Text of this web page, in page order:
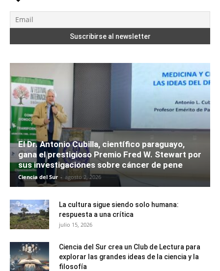
El Dr. Antonio Cubilla, científico paraguayo,
gana el prestigioso Premio Fred W. Stewart por
sus investigaciones sobre cáncer de pene
Ciencia del Sur - agosto 2, 2026
La cultura sigue siendo solo humana:
respuesta a una crítica
julio 15, 2026
Ciencia del Sur crea un Club de Lectura para
explorar las grandes ideas de la ciencia y la
filosofía